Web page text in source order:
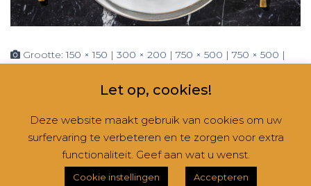
Grootte:150 × 150 | 300 × 200 | 750 × 500 | 750 × 500 |
CONTACT NIEUWSBRIEVEN RUBRIEKEN
Hestia | Ontwikkeld doorThemeIsle
Let op, cookies!
Deze website maakt gebruik van cookies om uw
surfervaring te verbeteren en te zorgen voor extra
functionaliteit. Geef aan wat u wenst.
Cookie instellingen Accepteren